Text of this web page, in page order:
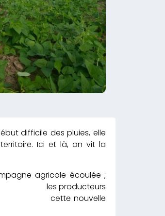
difficile des pluies, elle
Ici et là, on vit la
agricole écoulée ;
19, les producteurs
de cette nouvelle